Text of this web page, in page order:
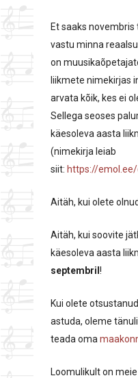
Et saaks novembris
vastu minna
on
liikmete nimekirjas
arvata kõik, kes ei
Sellega seoses
käesoleva aasta
(nimekirja leiab
siit: https://
Aitäh, kui olete
Aitäh, kui soovite
käesoleva aasta
septembril !
Kui olete
astuda, oleme
teada oma
Loomulikult on